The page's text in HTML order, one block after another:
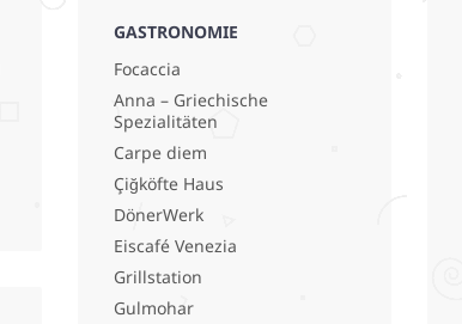
GASTRONOMIE
Focaccia
Anna – Griechische
Spezialitäten
Carpe diem
Çiğköfte Haus
DönerWerk
Eiscafé Venezia
Grillstation
Gulmohar